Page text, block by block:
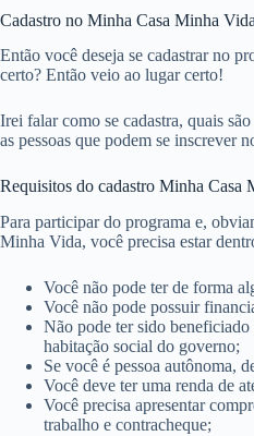
Cadastro no Minha Casa Minha Vida
Então você deseja se cadastrar no
certo? Então veio ao lugar certo!
Irei falar como se cadastra, quais
as pessoas que podem se inscrever
Requisitos do cadastro Minha Casa
Para participar do programa e,
Minha Vida, você precisa estar
Você não pode ter de forma
Você não pode possuir
Não pode ter sido
habitação social do governo;
Se você é pessoa autônoma,
Você deve ter uma renda de
Você precisa apresentar
trabalho e contracheque;